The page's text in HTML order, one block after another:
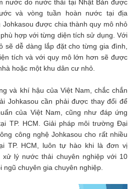
nước do nước thải tại Nhật Bản được
và vòng tuần hoàn nước tại địa
được chia thành quy mô nhỏ
hợp với từng diện tích sử dụng. Với
sẽ dễ dàng lắp đặt cho từng gia đình,
tích và với quy mô lớn hơn sẽ được
hoặc một khu dân cư nhỏ.
và khí hậu của Việt Nam, chắc chắn
Johkasou cần phải được thay đổi để
của Việt Nam, cũng như đáp ứng
TP. HCM. Giải pháp môi trường Đại
công nghệ Johkasou cho rất nhiều
TP. HCM, luôn tự hào khi là đơn vị
xử lý nước thải chuyên nghiệp với 10
ngũ chuyên gia chuyên nghiệp.